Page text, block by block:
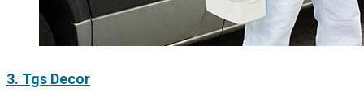
3. Tgs Decor